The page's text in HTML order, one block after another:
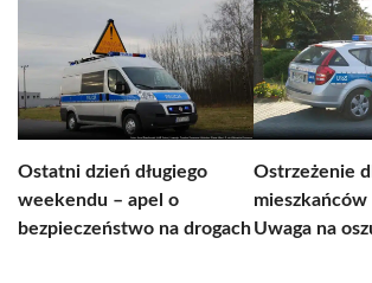
Ostatni dzień długiego
weekendu – apel o
bezpieczeństwo na drogach
Ostrzeżenie
mieszkańców
Uwaga na